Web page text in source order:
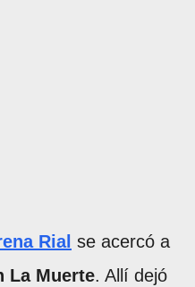
Rial se acercó a
La Muerte. Allí dejó